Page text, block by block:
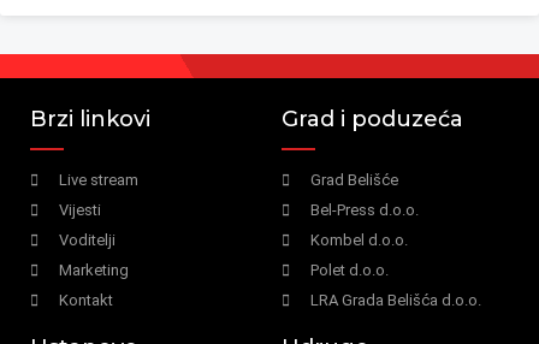
Brzi linkovi
Live stream
Vijesti
Voditelji
Marketing
Kontakt
Grad i poduzeća
Grad Belišće
Bel-Press d.o.o.
Kombel d.o.o.
Polet d.o.o.
LRA Grada Belišća d.o.o.